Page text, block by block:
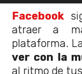
Facebook
atraer a
plataforma.
ver con la
al ritmo de